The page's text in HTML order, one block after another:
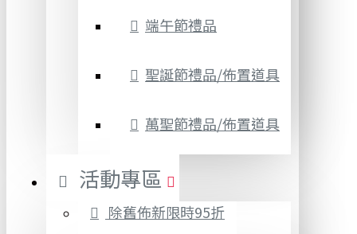
端午節禮品
聖誕節禮品/佈置道具
萬聖節禮品/佈置道具
活動專區
除舊佈新限時95折